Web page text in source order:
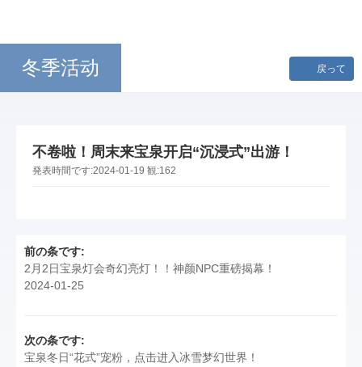
冬季活动 戻って
不卷啦！周末来宝泉开启“沉浸式”出游！
発表時間です:2024-01-19 観:162
前の条です:
2月2日宝泉灯会奇幻亮灯！！神颜NPC重磅揭幕！
2024-01-25
次の条です:
宝泉冬日“花式”宠粉，点击进入冰雪梦幻世界！